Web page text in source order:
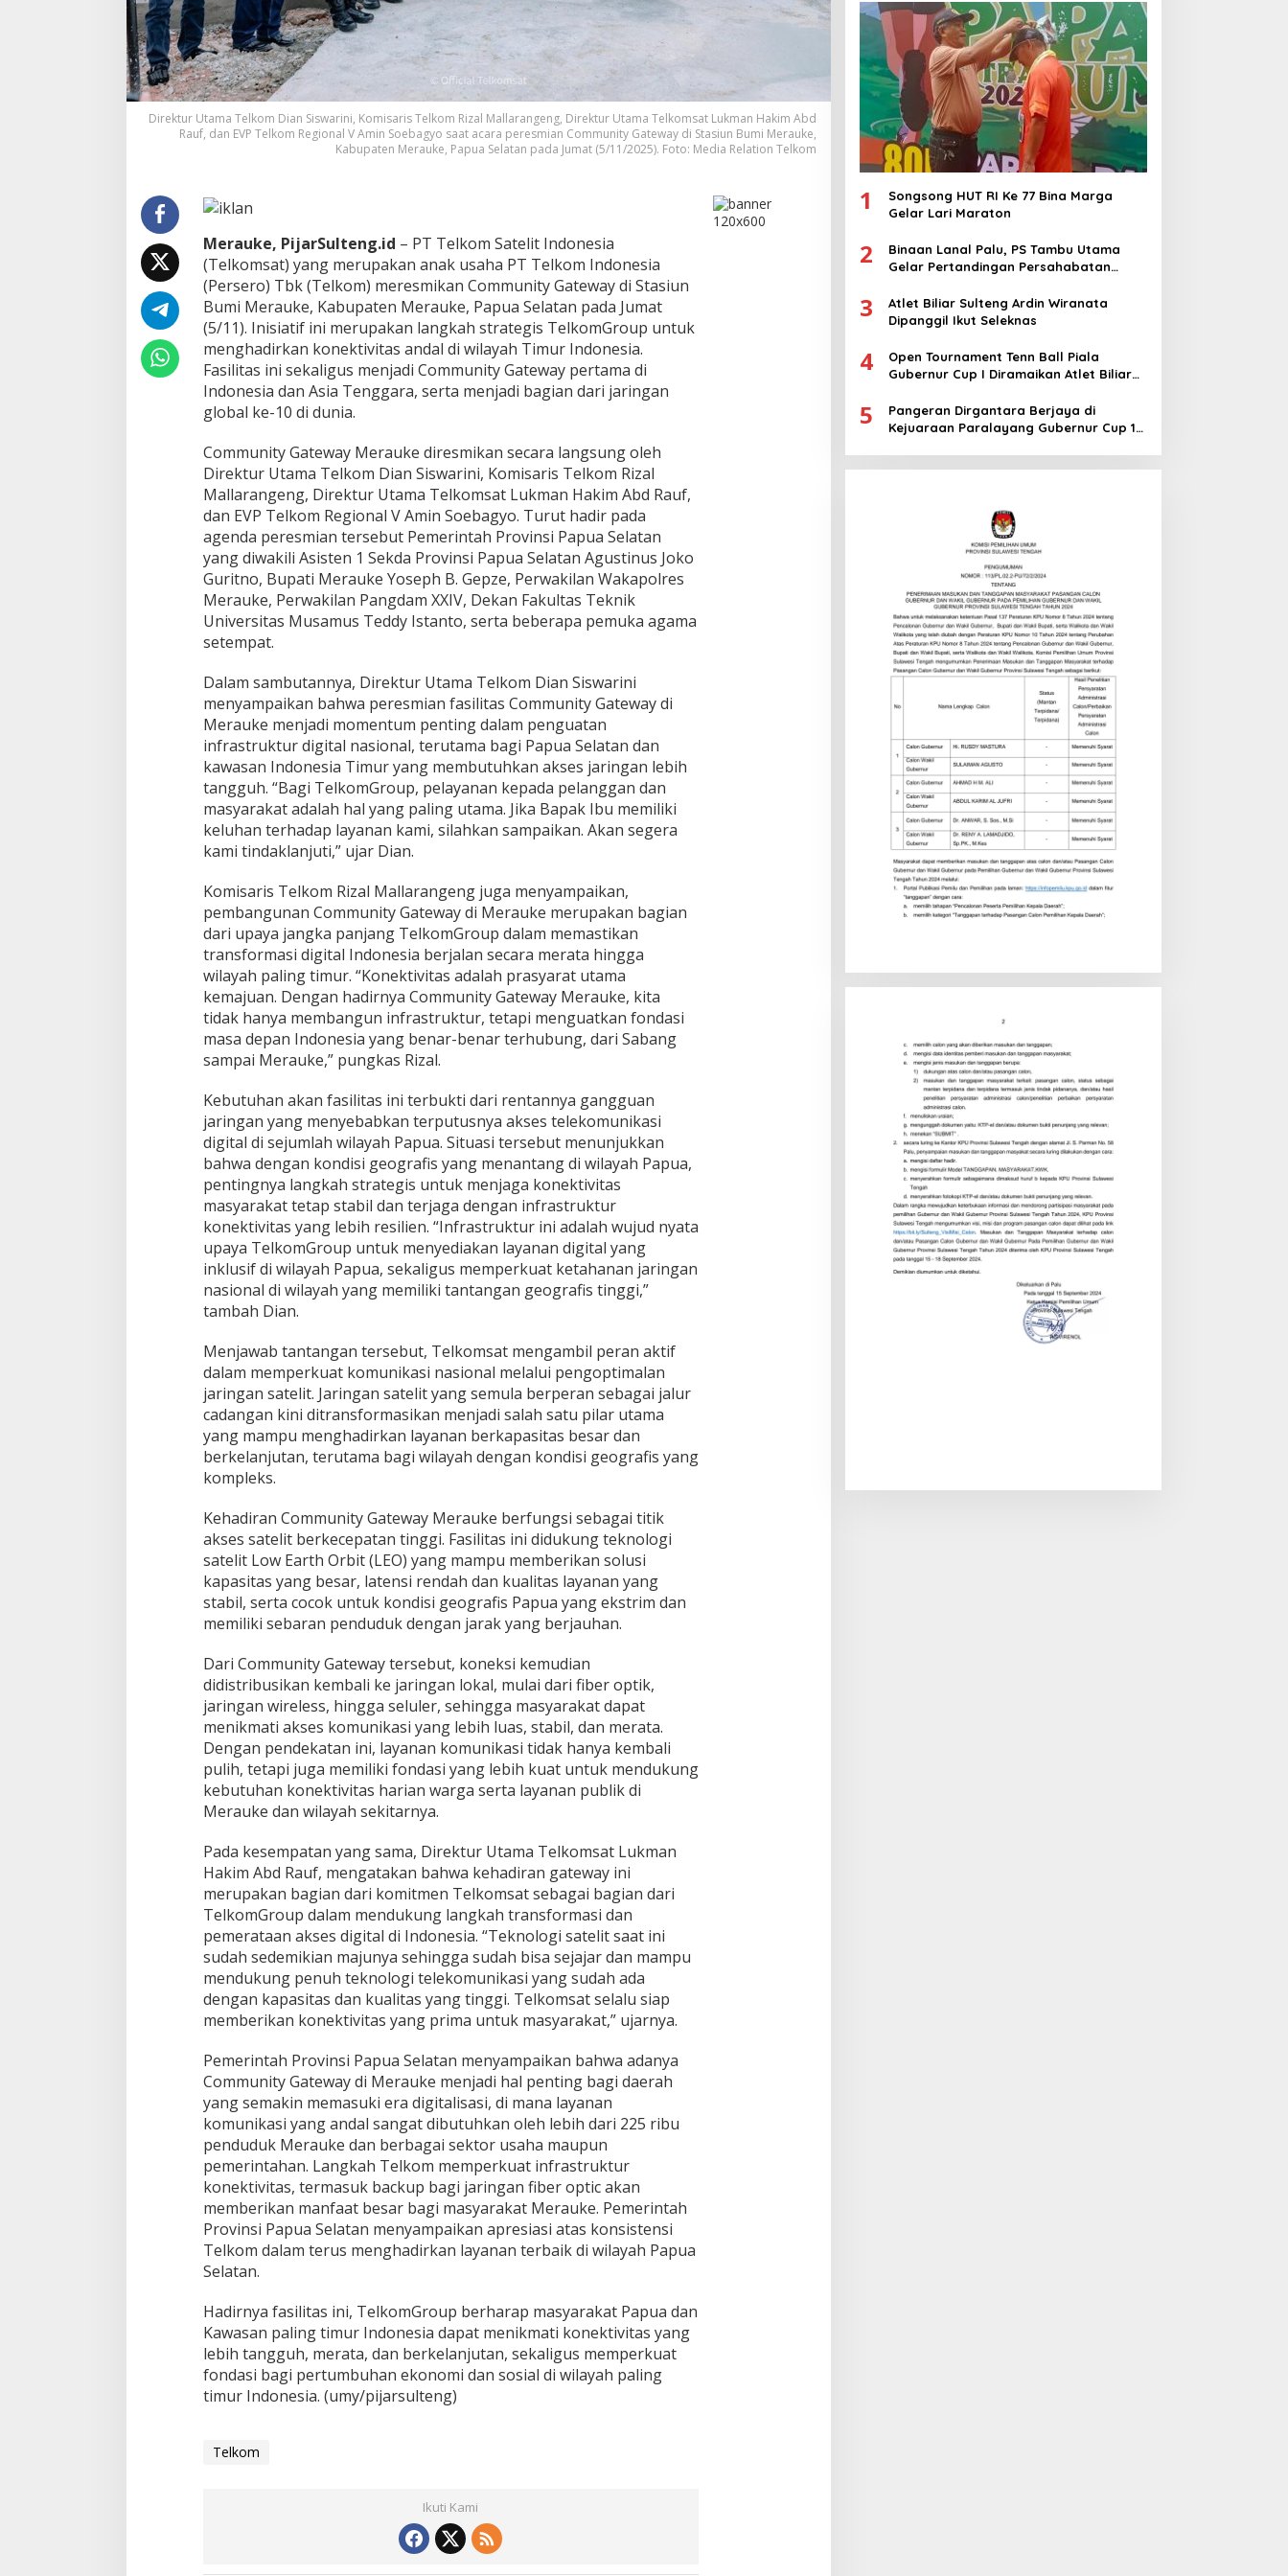
a
p
u
a
,
T
e
l
u
p
R
e
s
m
i
k
a
n
o
m
m
u
n
i
t
y
G
a
t
w
y
M
e
a
u
k
e
Direktur Utama Telkom Dian Siswarini, Komisaris Telkom Rizal Mallarangeng, Direktur Utama Telkomsat Lukman Hakim Abd
Rauf, dan EVP Telkom Regional V Amin Soebagyo saat acara peresmian Community Gateway di Stasiun Bumi Merauke,
Kabupaten Merauke, Papua Selatan pada Jumat (5/11/2025). Foto: Media Relation Telkom
Merauke, PijarSulteng.id – PT Telkom Satelit Indonesia
(Telkomsat) yang merupakan anak usaha PT Telkom Indonesia
(Persero) Tbk (Telkom) meresmikan Community Gateway di Stasiun
Bumi Merauke, Kabupaten Merauke, Papua Selatan pada Jumat
(5/11). Inisiatif ini merupakan langkah strategis TelkomGroup untuk
menghadirkan konektivitas andal di wilayah Timur Indonesia.
Fasilitas ini sekaligus menjadi Community Gateway pertama di
Indonesia dan Asia Tenggara, serta menjadi bagian dari jaringan
global ke-10 di dunia.
Community Gateway Merauke diresmikan secara langsung oleh
Direktur Utama Telkom Dian Siswarini, Komisaris Telkom Rizal
Mallarangeng, Direktur Utama Telkomsat Lukman Hakim Abd Rauf,
dan EVP Telkom Regional V Amin Soebagyo. Turut hadir pada
agenda peresmian tersebut Pemerintah Provinsi Papua Selatan
yang diwakili Asisten 1 Sekda Provinsi Papua Selatan Agustinus Joko
Guritno, Bupati Merauke Yoseph B. Gepze, Perwakilan Wakapolres
Merauke, Perwakilan Pangdam XXIV, Dekan Fakultas Teknik
Universitas Musamus Teddy Istanto, serta beberapa pemuka agama
setempat.
Dalam sambutannya, Direktur Utama Telkom Dian Siswarini
menyampaikan bahwa peresmian fasilitas Community Gateway di
Merauke menjadi momentum penting dalam penguatan
infrastruktur digital nasional, terutama bagi Papua Selatan dan
kawasan Indonesia Timur yang membutuhkan akses jaringan lebih
tangguh. “Bagi TelkomGroup, pelayanan kepada pelanggan dan
masyarakat adalah hal yang paling utama. Jika Bapak Ibu memiliki
keluhan terhadap layanan kami, silahkan sampaikan. Akan segera
kami tindaklanjuti,” ujar Dian.
Komisaris Telkom Rizal Mallarangeng juga menyampaikan,
pembangunan Community Gateway di Merauke merupakan bagian
dari upaya jangka panjang TelkomGroup dalam memastikan
transformasi digital Indonesia berjalan secara merata hingga
wilayah paling timur. “Konektivitas adalah prasyarat utama
kemajuan. Dengan hadirnya Community Gateway Merauke, kita
tidak hanya membangun infrastruktur, tetapi menguatkan fondasi
masa depan Indonesia yang benar-benar terhubung, dari Sabang
sampai Merauke,” pungkas Rizal.
Kebutuhan akan fasilitas ini terbukti dari rentannya gangguan
jaringan yang menyebabkan terputusnya akses telekomunikasi
digital di sejumlah wilayah Papua. Situasi tersebut menunjukkan
bahwa dengan kondisi geografis yang menantang di wilayah Papua,
pentingnya langkah strategis untuk menjaga konektivitas
masyarakat tetap stabil dan terjaga dengan infrastruktur
konektivitas yang lebih resilien. “Infrastruktur ini adalah wujud nyata
upaya TelkomGroup untuk menyediakan layanan digital yang
inklusif di wilayah Papua, sekaligus memperkuat ketahanan jaringan
nasional di wilayah yang memiliki tantangan geografis tinggi,”
tambah Dian.
Menjawab tantangan tersebut, Telkomsat mengambil peran aktif
dalam memperkuat komunikasi nasional melalui pengoptimalan
jaringan satelit. Jaringan satelit yang semula berperan sebagai jalur
cadangan kini ditransformasikan menjadi salah satu pilar utama
yang mampu menghadirkan layanan berkapasitas besar dan
berkelanjutan, terutama bagi wilayah dengan kondisi geografis yang
kompleks.
Kehadiran Community Gateway Merauke berfungsi sebagai titik
akses satelit berkecepatan tinggi. Fasilitas ini didukung teknologi
satelit Low Earth Orbit (LEO) yang mampu memberikan solusi
kapasitas yang besar, latensi rendah dan kualitas layanan yang
stabil, serta cocok untuk kondisi geografis Papua yang ekstrim dan
memiliki sebaran penduduk dengan jarak yang berjauhan.
Dari Community Gateway tersebut, koneksi kemudian
didistribusikan kembali ke jaringan lokal, mulai dari fiber optik,
jaringan wireless, hingga seluler, sehingga masyarakat dapat
menikmati akses komunikasi yang lebih luas, stabil, dan merata.
Dengan pendekatan ini, layanan komunikasi tidak hanya kembali
pulih, tetapi juga memiliki fondasi yang lebih kuat untuk mendukung
kebutuhan konektivitas harian warga serta layanan publik di
Merauke dan wilayah sekitarnya.
Pada kesempatan yang sama, Direktur Utama Telkomsat Lukman
Hakim Abd Rauf, mengatakan bahwa kehadiran gateway ini
merupakan bagian dari komitmen Telkomsat sebagai bagian dari
TelkomGroup dalam mendukung langkah transformasi dan
pemerataan akses digital di Indonesia. “Teknologi satelit saat ini
sudah sedemikian majunya sehingga sudah bisa sejajar dan mampu
mendukung penuh teknologi telekomunikasi yang sudah ada
dengan kapasitas dan kualitas yang tinggi. Telkomsat selalu siap
memberikan konektivitas yang prima untuk masyarakat,” ujarnya.
Pemerintah Provinsi Papua Selatan menyampaikan bahwa adanya
Community Gateway di Merauke menjadi hal penting bagi daerah
yang semakin memasuki era digitalisasi, di mana layanan
komunikasi yang andal sangat dibutuhkan oleh lebih dari 225 ribu
penduduk Merauke dan berbagai sektor usaha maupun
pemerintahan. Langkah Telkom memperkuat infrastruktur
konektivitas, termasuk backup bagi jaringan fiber optic akan
memberikan manfaat besar bagi masyarakat Merauke. Pemerintah
Provinsi Papua Selatan menyampaikan apresiasi atas konsistensi
Telkom dalam terus menghadirkan layanan terbaik di wilayah Papua
Selatan.
Hadirnya fasilitas ini, TelkomGroup berharap masyarakat Papua dan
Kawasan paling timur Indonesia dapat menikmati konektivitas yang
lebih tangguh, merata, dan berkelanjutan, sekaligus memperkuat
fondasi bagi pertumbuhan ekonomi dan sosial di wilayah paling
timur Indonesia. (umy/pijarsulteng)
Telkom
Ikuti Kami
1
Songsong HUT RI Ke 77 Bina Marga
Gelar Lari Maraton
2
Binaan Lanal Palu, PS Tambu Utama
Gelar Pertandingan Persahabatan
3
Atlet Biliar Sulteng Ardin Wiranata
Dipanggil Ikut Seleknas
4
Open Tournament Tenn Ball Piala
Gubernur Cup I Diramaikan Atlet Biliar
5
Pangeran Dirgantara Berjaya di
Kejuaraan Paralayang Gubernur Cup 1